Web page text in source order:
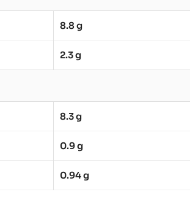
8.8 g
2.3 g
8.3 g
0.9 g
0.94 g